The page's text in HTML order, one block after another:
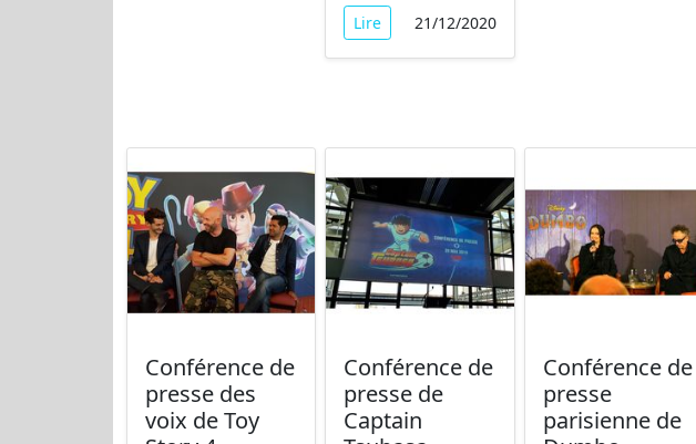
Lire 21/12/2020
Conférence de
presse des
voix de Toy
Conférence de
presse de
Captain
Conférence de
presse
parisienne de